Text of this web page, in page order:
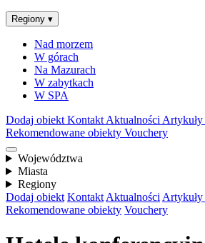
Regiony ▾
Nad morzem
W górach
Na Mazurach
W zabytkach
W SPA
Dodaj obiekt Kontakt Aktualności Artykuły
Rekomendowane obiekty Vouchery
Województwa
Miasta
Regiony
Dodaj obiekt Kontakt Aktualności Artykuły
Rekomendowane obiekty Vouchery